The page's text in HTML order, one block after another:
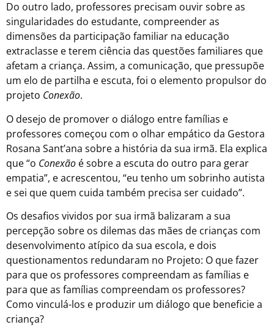
Do outro lado, professores precisam ouvir sobre as
singularidades do estudante, compreender as
dimensões da participação familiar na educação
extraclasse e terem ciência das questões familiares que
afetam a criança. Assim, a comunicação, que pressupõe
um elo de partilha e escuta, foi o elemento propulsor do
projeto Conexão.
O desejo de promover o diálogo entre famílias e
professores começou com o olhar empático da Gestora
Rosana Sant’ana sobre a história da sua irmã. Ela explica
que “o Conexão é sobre a escuta do outro para gerar
empatia”, e acrescentou, “eu tenho um sobrinho autista
e sei que quem cuida também precisa ser cuidado”.
Os desafios vividos por sua irmã balizaram a sua
percepção sobre os dilemas das mães de crianças com
desenvolvimento atípico da sua escola, e dois
questionamentos redundaram no Projeto: O que fazer
para que os professores compreendam as famílias e
para que as famílias compreendam os professores?
Como vinculá-los e produzir um diálogo que beneficie a
criança?